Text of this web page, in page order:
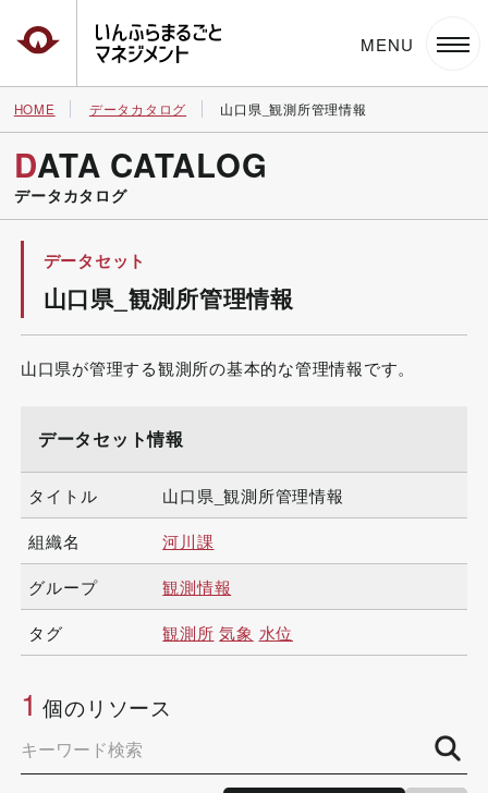
いんふらまるごとマネジメント
HOME データカタログ 山口県_観測所管理情報
DATA CATALOG
データカタログ
データセット
山口県_観測所管理情報
山口県が管理する観測所の基本的な管理情報です。
データセット情報
タイトル
山口県_観測所管理情報
組織名
河川課
グループ
観測情報
タグ
観測所 気象 水位
1 個のリソース